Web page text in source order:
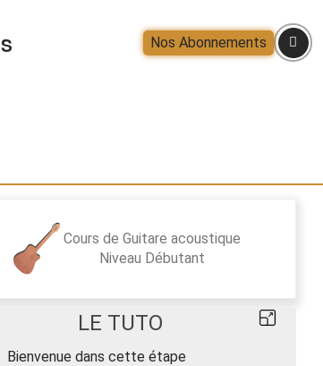
Nos Abonnements
Cours de Guitare acoustique
Niveau Débutant
LE TUTO
Bienvenue dans cette étape